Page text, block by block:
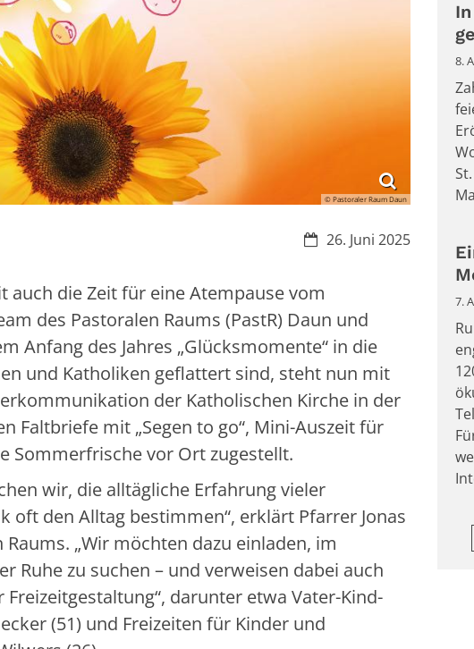
© Pastoraler Raum Daun
Datum:26. Juni 2025
die Zeit für eine Atempause vom
des Pastoralen Raums (PastR) Daun und
Anfang des Jahres „Glücksmomente“ in die
und Katholiken geflattert sind, steht nun mit
der Katholischen Kirche in der
Faltbriefe mit „Segen to go“, Mini-Auszeit für
Sommerfrische vor Ort zugestellt.
wir, die alltägliche Erfahrung vieler
oft den Alltag bestimmen“, erklärt Pfarrer Jonas
„Wir möchten dazu einladen, im
zu suchen – und verweisen dabei auch
darunter etwa Vater-Kind-
(51) und Freizeiten für Kinder und
8.
7.